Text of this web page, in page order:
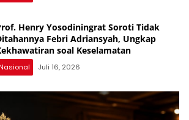
Henry Yosodiningrat Soroti Tidak
Febri Adriansyah, Ungkap
soal Keselamatan
Nasional Juli 16, 2026